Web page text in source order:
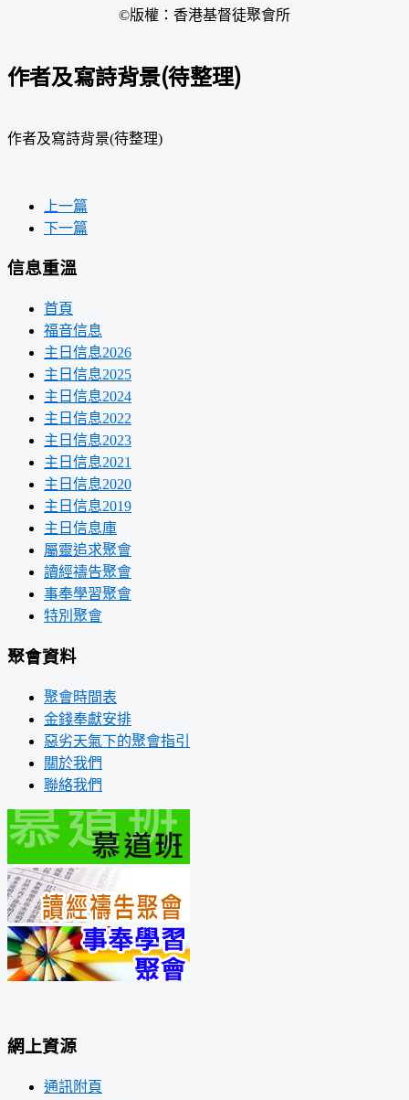
©版權：香港基督徒聚會所
作者及寫詩背景(待整理)
作者及寫詩背景(待整理)
上一篇
下一篇
信息重溫
首頁
福音信息
主日信息2026
主日信息2025
主日信息2024
主日信息2022
主日信息2023
主日信息2021
主日信息2020
主日信息2019
主日信息庫
屬靈追求聚會
讀經禱告聚會
事奉學習聚會
特別聚會
聚會資料
聚會時間表
金錢奉獻安排
惡劣天氣下的聚會指引
關於我們
聯絡我們
網上資源
通訊附頁